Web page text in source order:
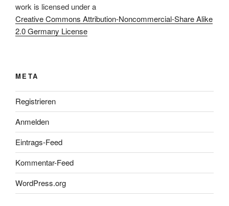
work is licensed under a
Creative Commons Attribution-Noncommercial-Share Alike
2.0 Germany License
META
Registrieren
Anmelden
Eintrags-Feed
Kommentar-Feed
WordPress.org